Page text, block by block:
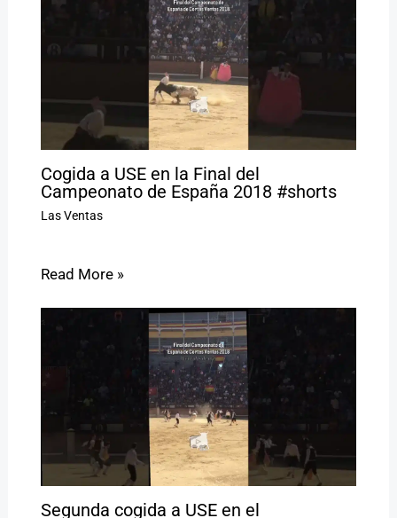
Cogida a USE en la Final del
Campeonato de España 2018 #shorts
Las Ventas
Read More »
Segunda cogida a USE en el